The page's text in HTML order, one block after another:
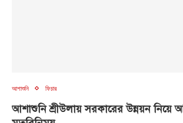
আশাশুনি ফিচার
আশাশুনি শ্রীউলায় সরকারের উন্নয়ন নিয়ে